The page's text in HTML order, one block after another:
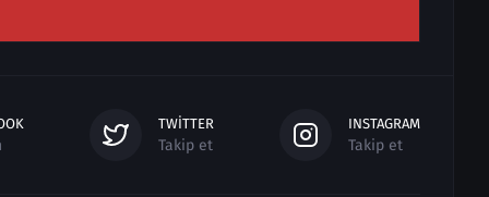
TWITTER
Takip et
INSTAGRAM
Takip et